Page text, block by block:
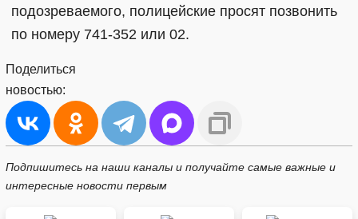
подозреваемого, полицейские просят позвонить
по номеру 741-352 или 02.
Поделиться
новостью:
Подпишитесь на наши каналы и получайте самые важные и
интересные новости первым